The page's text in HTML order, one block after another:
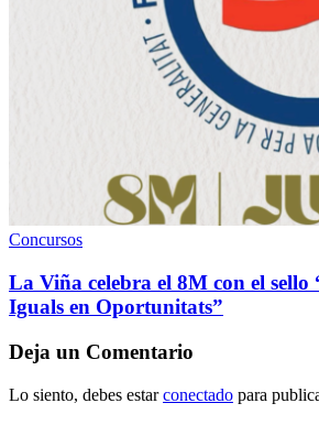
Concursos
La Viña celebra el 8M con el sello
Iguals en Oportunitats”
Deja un Comentario
Lo siento, debes estarconectado para